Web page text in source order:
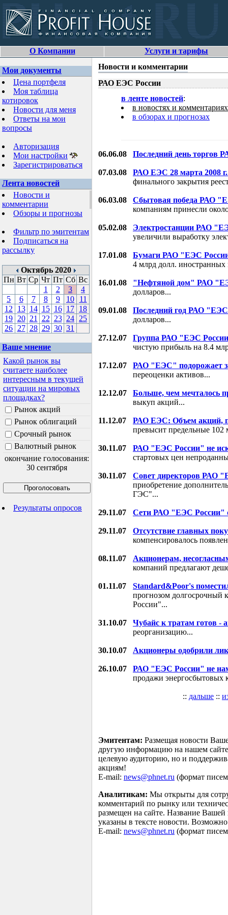
О Компании Услуги и тарифы
Мои документы
Цена портфеля
Моя таблица
котировок
Новости для меня
Ответы на мои
вопросы
Авторизация
Мои настройки
Зарегистрироваться
Лента новостей
Новости и
комментарии
Обзоры и прогнозы
Фильтр по эмитентам
Подписаться на
рассылку
Октябрь 2020
Пн Вт Ср Чт Пт Сб Вс
1
2 3
4
5
6 7 8 9 10
11
12
13 14 15 16 17 18
19 20 21 22 23 24 25
26 27 28 29 30 31
Ваше мнение
Какой рынок вы
считаете наиболее
интересным в текущей
ситуации на мировых
площадках?
Рынок акций
Рынок облигаций
Срочный рынок
Валютный рынок
окончание голосования:
30 сентября
Результаты опросов
Новости и комментарии
РАО ЕЭС России
в ленте новостей:
в новостях и комментариях
в обзорах и прогнозах
06.06.08 Последний день торгов
07.03.08
РАО ЕЭС 28 марта 2008
финального закрытия
06.03.08
Сбытовая победа РАО
компаниям принесли
05.02.08
Электростанции РАО
увеличили выработку
17.01.08
Бумаги РАО "ЕЭС
4 млрд долл. иностранных
16.01.08
"Нефтяной дом" РАО
долларов...
09.01.08
Последний год РАО
долларов...
27.12.07
Группа РАО "ЕЭС
чистую прибыль на 8.4
17.12.07
РАО "ЕЭС" подорожает
переоценки активов...
12.12.07
Больше, чем мечталось
выкуп акций...
11.12.07
РАО ЕЭС: Объем акций,
превысит предельные 102
30.11.07
РАО "ЕЭС России" не
стартовых цен
30.11.07
Совет директоров РАО
приобретение
ГЭС"...
29.11.07 Сети РАО "ЕЭС России"
29.11.07
Отсутствие главных
компенсировалось
08.11.07
Акционерам,
компаний предлагают
01.11.07
Standard&Poor's
прогнозом
России"...
31.10.07
Чубайс к тратам готов -
реорганизацию...
30.10.07 Акционеры одобрили
26.10.07
РАО "ЕЭС России" не
продажи энергосбытовых
:: дальше ::
Эмитентам: Размещая новости
другую информацию на нашем
целевую аудиторию, но и
акциям!
E-mail: news@phnet.ru (формат
Аналитикам: Мы открыты для
комментарий по рынку или
размещен на сайте. Название
указаны в тексте новости.
E-mail: news@phnet.ru (формат